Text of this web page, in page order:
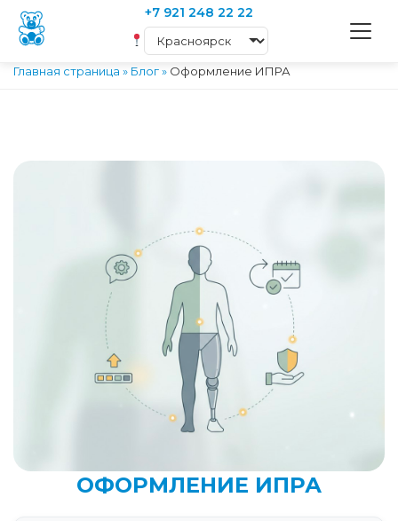
+7 921 248 22 22
Главная страница » Блог» Оформление ИПРА
ОФОРМЛЕНИЕ ИПРА